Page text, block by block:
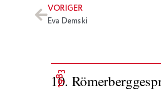
VORIGER
Eva Demski
1983
10.